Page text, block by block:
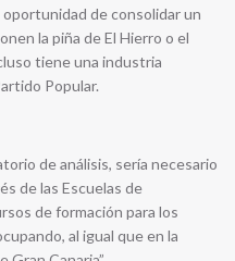
de consolidar un
la piña de El Hierro o el
tiene una industria
Popular.
de análisis, sería necesario
de las Escuelas de
de formación para los
al igual que en la